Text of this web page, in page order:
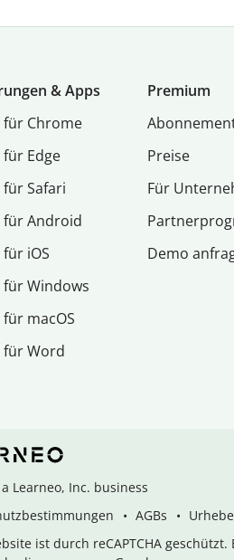
& Apps
Chrome
Edge
Safari
Android
iOS
Windows
macOS
Word
Premium
Preise
Für
Demo
Learneo, Inc. business
AGBs
ist durch reCAPTCHA